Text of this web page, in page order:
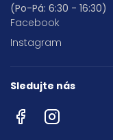
(Po-Pá: 6:30 - 16:30)
Facebook
Instagram
Sledujte nás
FacebookInstagram